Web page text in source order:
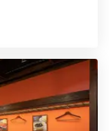
源泉からくみ上
経痛や冷え性改
ンケア類も揃